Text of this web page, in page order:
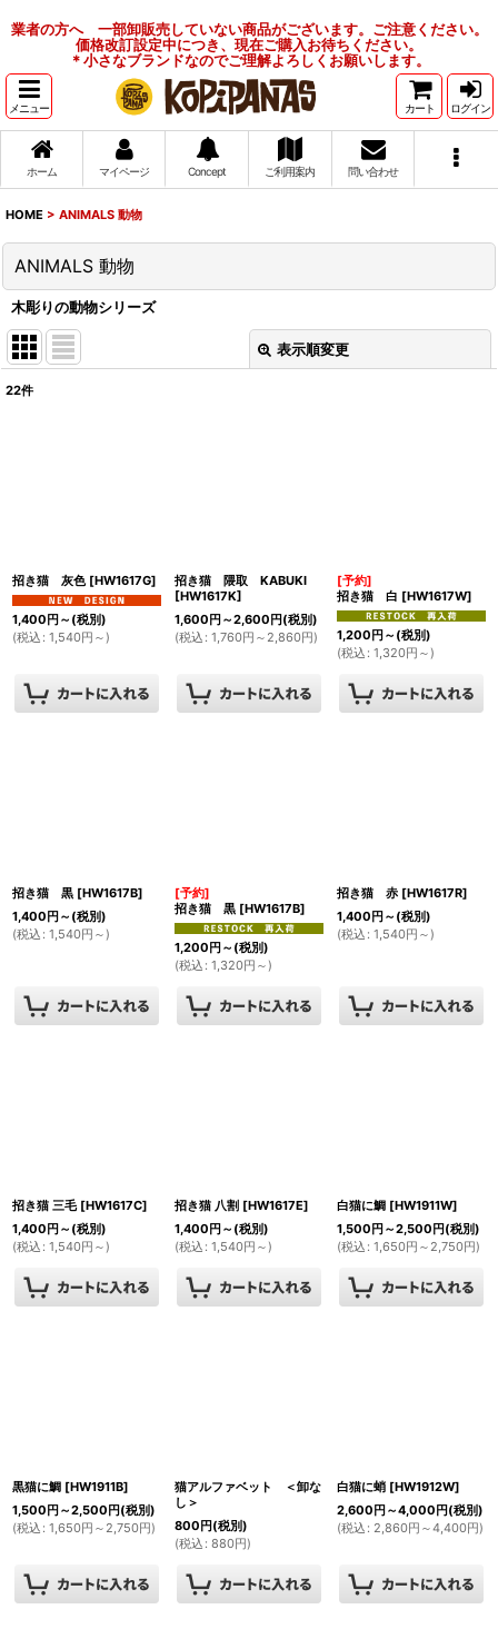
業者の方へ 一部卸販売していない商品がございます。ご注意ください。
価格改訂設定中につき、現在ご購入お待ちください。
＊小さなブランドなのでご理解よろしくお願いします。
メニュー カート ログイン
ホーム マイページ Concept ご利用案内 問い合わせ
HOME > ANIMALS 動物
ANIMALS 動物
木彫りの動物シリーズ
表示順変更
22件
招き猫 灰色 [HW1617G]
1,400 円 ～ (税別)
(税込 : 1,540円 ～ )
招き猫 隈取 KABUKI
[HW1617K]
1,600 円 ～2,600 円 (税別)
(税込 : 1,760円 ～2,860円)
[予約]
招き猫 白 [HW1617W]
1,200 円 ～ (税別)
(税込 : 1,320円 ～ )
招き猫 黒 [HW1617B]
1,400 円 ～ (税別)
(税込 : 1,540円 ～ )
[予約]
招き猫 黒 [HW1617B]
1,200 円 ～ (税別)
(税込 : 1,320円 ～ )
招き猫 赤 [HW1617R]
1,400 円 ～ (税別)
(税込 : 1,540円 ～ )
招き猫 三毛 [HW1617C]
1,400 円 ～ (税別)
(税込 : 1,540円 ～ )
招き猫 八割 [HW1617E]
1,400 円 ～ (税別)
(税込 : 1,540円 ～ )
白猫に鯛 [HW1911W]
1,500 円 ～2,500 円 (税別)
(税込 : 1,650円 ～2,750円)
黒猫に鯛 [HW1911B]
1,500 円 ～2,500 円 (税別)
(税込 : 1,650円 ～2,750円)
猫アルファベット ＜卸な
し＞
800 円 (税別)
(税込 : 880円)
白猫に蛸 [HW1912W]
2,600 円 ～4,000 円 (税別)
(税込 : 2,860円 ～4,400円)